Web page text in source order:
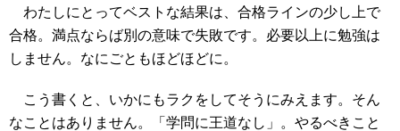
わたしにとってベストな結果は、合格ラインの少し上で
合格。満点ならば別の意味で失敗です。必要以上に勉強は
しません。なにごともほどほどに。
こう書くと、いかにもラクをしてそうにみえます。そん
なことはありません。「学問に王道なし」。やるべきこと